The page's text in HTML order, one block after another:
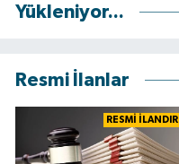
Yükleniyor...
Resmi İlanlar
RESMİ İLANDIR